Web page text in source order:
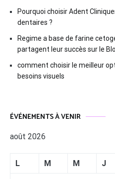
Pourquoi choisir Adent
dentaires ?
Regime a base de farine
partagent leur succès sur le
comment choisir le meilleur
besoins visuels
ÉVÉNEMENTS À VENIR
août 2026
L M M J